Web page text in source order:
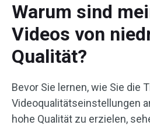
Warum sind
Videos von
Qualität?
Bevor Sie lernen, wie Sie die
Videoqualitätseinstellungen
hohe Qualität zu erzielen,